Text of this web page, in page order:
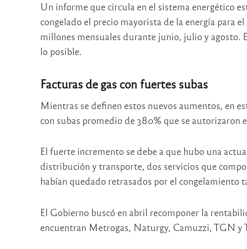
Un informe que circula en el sistema energético
congelado el precio mayorista de la energía para
millones mensuales durante junio, julio y agosto.
lo posible.
Facturas de gas con fuertes subas
Mientras se definen estos nuevos aumentos, en
con subas promedio de 380% que se autorizaron
El fuerte incremento se debe a que hubo una
distribución y transporte, dos servicios que
habían quedado retrasados por el congelamiento
El Gobierno buscó en abril recomponer la
encuentran Metrogas, Naturgy, Camuzzi, TGN y